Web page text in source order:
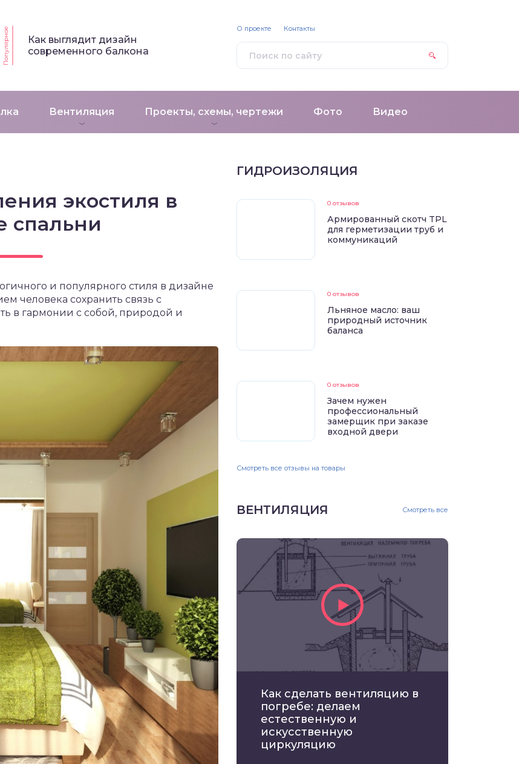
Популярное
Как выглядит дизайн
современного балкона
Вентиляция Проекты, схемы, чертежи Фото Видео
О проекте Контакты
экостиля в
спальни
и популярного стиля в дизайне
человека сохранить связь с
в гармонии с собой, природой и
ГИДРОИЗОЛЯЦИЯ
0 отзывов
Армированный скотч TPL
для герметизации труб и
коммуникаций
0 отзывов
Льняное масло: ваш
природный источник
баланса
0 отзывов
Зачем нужен
профессиональный
замерщик при заказе
входной двери
Смотреть все отзывы на товары
ВЕНТИЛЯЦИЯ Смотреть все
Как сделать вентиляцию в
погребе: делаем
естественную и
искусственную
циркуляцию